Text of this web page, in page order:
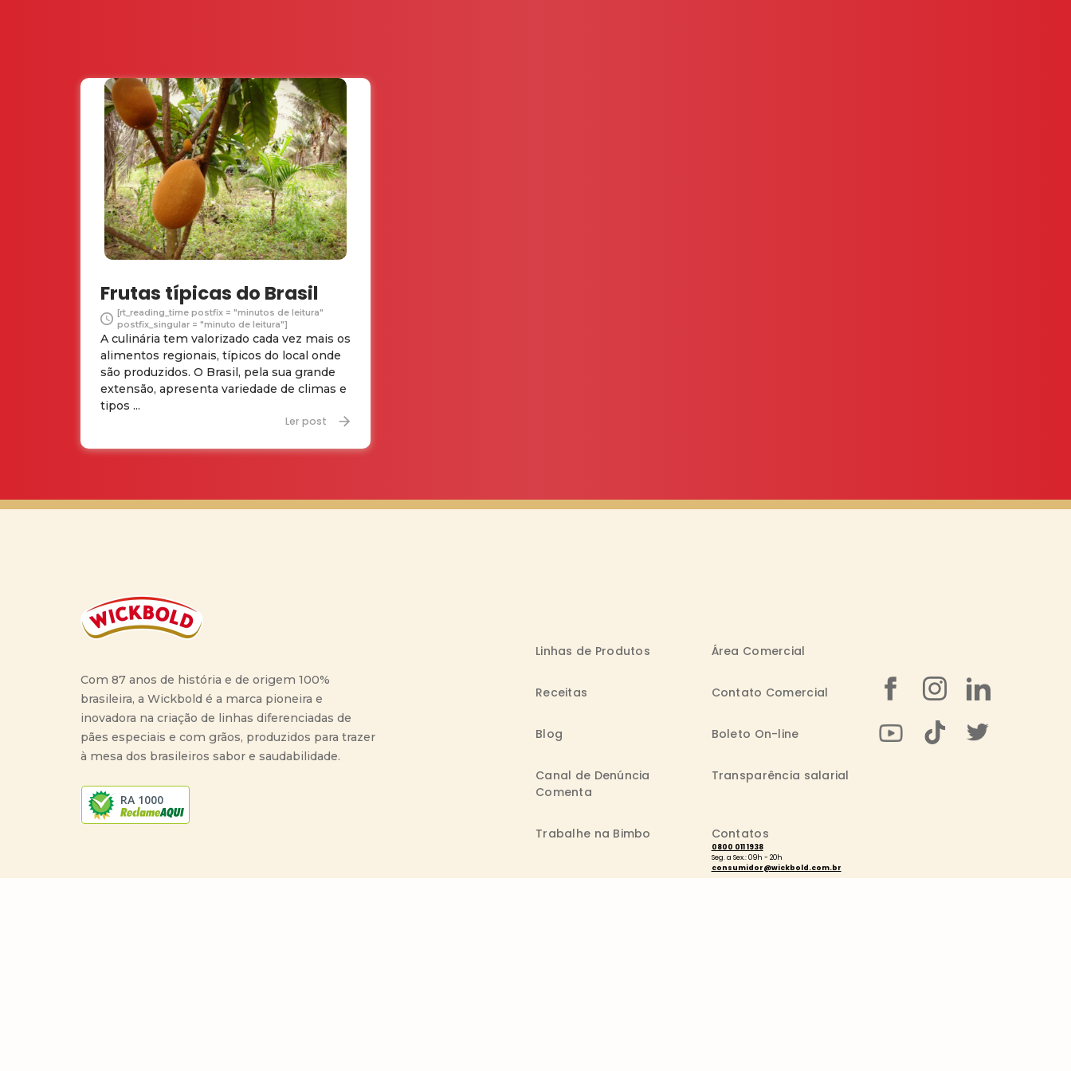
Frutas típicas do Brasil
[rt_reading_time postfix = "minutos de leitura"
postfix_singular = "minuto de leitura"]
A culinária tem valorizado cada vez mais os
alimentos regionais, típicos do local onde
são produzidos. O Brasil, pela sua grande
extensão, apresenta variedade de climas e
tipos ...
Ler post
Com 87 anos de história e de origem 100%
brasileira, a Wickbold é a marca pioneira e
inovadora na criação de linhas diferenciadas de
pães especiais e com grãos, produzidos para trazer
à mesa dos brasileiros sabor e saudabilidade.
RA 1000
Linhas de Produtos Área Comercial
Receitas Contato Comercial
Blog Boleto On-line
Canal de Denúncia
Comenta
Transparência salarial
Trabalhe na Bimbo Contatos
0800 011 1938
Seg. a Sex.: 09h - 20h
consumidor@wickbold.com.br